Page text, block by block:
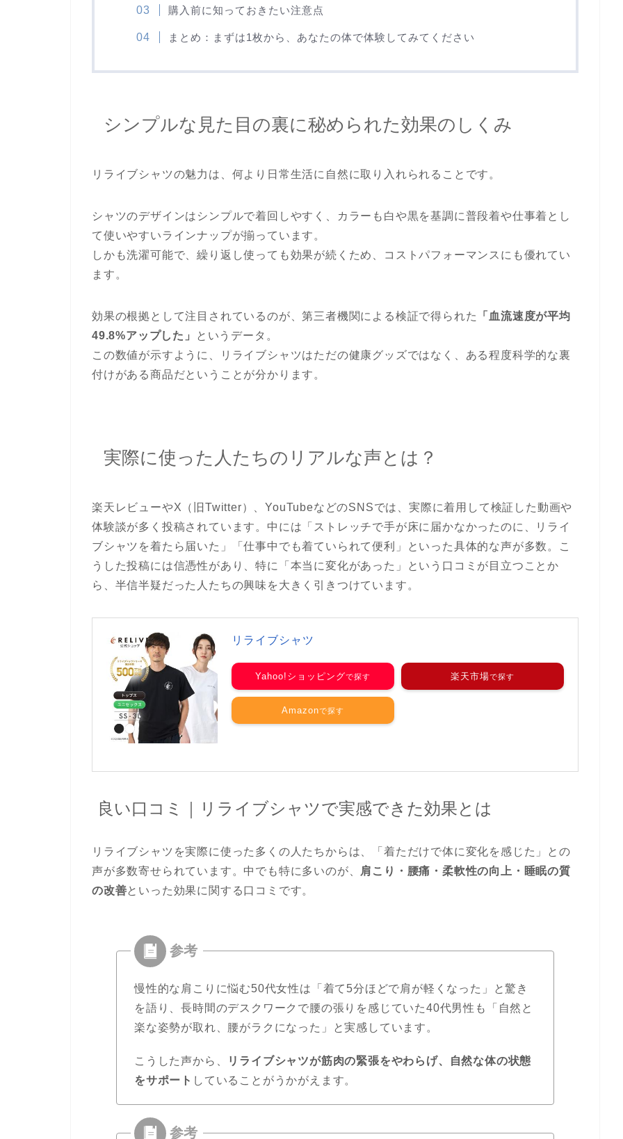
購入前に知っておきたい注意点
まとめ：まずは1枚から、あなたの体で体験してみてください
シンプルな見た目の裏に秘められた効果のしくみ
リライブシャツの魅力は、何より日常生活に自然に取り入れられることです。
シャツのデザインはシンプルで着回しやすく、カラーも白や黒を基調に普段着や仕事着とし
て使いやすいラインナップが揃っています。
しかも洗濯可能で、繰り返し使っても効果が続くため、コストパフォーマンスにも優れてい
ます。
効果の根拠として注目されているのが、第三者機関による検証で得られた
「血流速度が平均
49.8%アップした」
というデータ。
この数値が示すように、リライブシャツはただの健康グッズではなく、ある程度科学的な裏
付けがある商品だということが分かります。
実際に使った人たちのリアルな声とは？
楽天レビューやX（旧Twitter）、YouTubeなどのSNSでは、実際に着用して検証した動画や
体験談が多く投稿されています。中には「ストレッチで手が床に届かなかったのに、リライ
ブシャツを着たら届いた」「仕事中でも着ていられて便利」といった具体的な声が多数。こ
うした投稿には信憑性があり、特に「本当に変化があった」という口コミが目立つことか
ら、半信半疑だった人たちの興味を大きく引きつけています。
リライブシャツ
Yahoo!ショッピング 楽天市場
Amazon
良い口コミ｜リライブシャツで実感できた効果とは
リライブシャツを実際に使った多くの人たちからは、「着ただけで体に変化を感じた」との
声が多数寄せられています。中でも特に多いのが、 肩こり・腰痛・柔軟性の向上・睡眠の質
の改善といった効果に関する口コミです。
慢性的な肩こりに悩む50代女性は「着て5分ほどで肩が軽くなった」と驚き
を語り、長時間のデスクワークで腰の張りを感じていた40代男性も「自然と
楽な姿勢が取れ、腰がラクになった」と実感しています。
こうした声から、
リライブシャツが筋肉の緊張をやわらげ、自然な体の状態
をサポート していることがうかがえます。